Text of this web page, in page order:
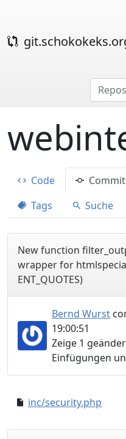
Code
Tags
Suche
New function
wrapper for
ENT_QUOTES)
Bernd Wurst
19:00:51
Zeige 1
Einfügungen
inc/security.php